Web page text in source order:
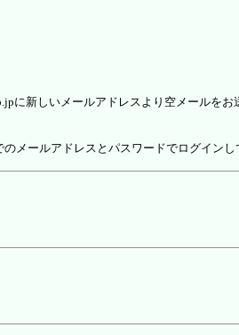
に新しいメールアドレスより空メールをお
メールアドレスとパスワードでログインし